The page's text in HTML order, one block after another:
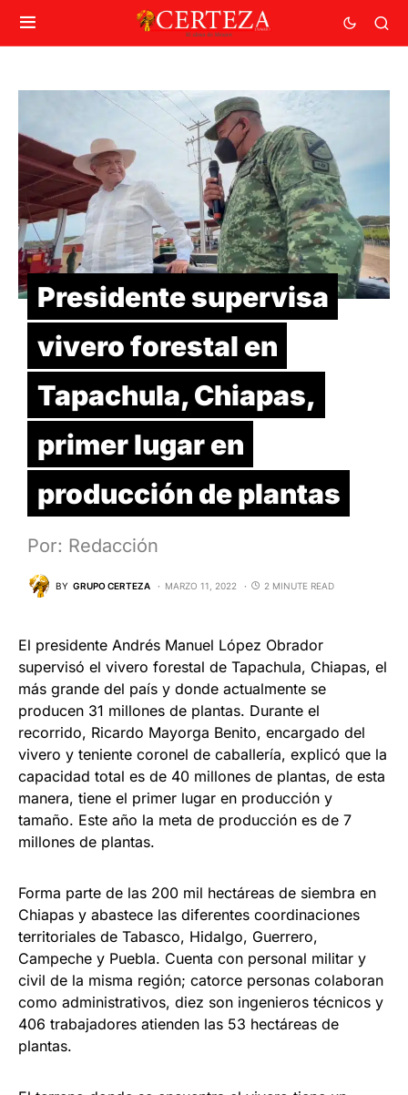
Presidente supervisa
vivero forestal en
Tapachula, Chiapas,
primer lugar en
producción de plantas
Por: Redacción
BY GRUPO CERTEZA MARZO 11, 2022 2 MINUTE READ
El presidente Andrés Manuel López Obrador
supervisó el vivero forestal de Tapachula, Chiapas, el
más grande del país y donde actualmente se
producen 31 millones de plantas. Durante el
recorrido, Ricardo Mayorga Benito, encargado del
vivero y teniente coronel de caballería, explicó que la
capacidad total es de 40 millones de plantas, de esta
manera, tiene el primer lugar en producción y
tamaño. Este año la meta de producción es de 7
millones de plantas.
Forma parte de las 200 mil hectáreas de siembra en
Chiapas y abastece las diferentes coordinaciones
territoriales de Tabasco, Hidalgo, Guerrero,
Campeche y Puebla. Cuenta con personal militar y
civil de la misma región; catorce personas colaboran
como administrativos, diez son ingenieros técnicos y
406 trabajadores atienden las 53 hectáreas de
plantas.